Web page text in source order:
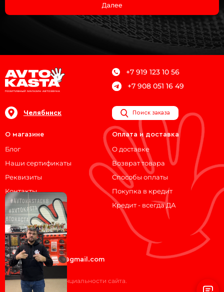
Далее
+7 919 123 10 56
+7 908 051 16 49
Челябинск Поиск заказа
О магазине
Блог
Наши сертификаты
Реквизиты
Контакты
Оплата и доставка
О доставке
Возврат товара
Способы оплаты
Покупка в кредит
Кредит - всегда ДА
Мы на связи!
ВКонтакте
Telegram
avtokasta74@gmail.com
Политика конфиденциальности сайта.